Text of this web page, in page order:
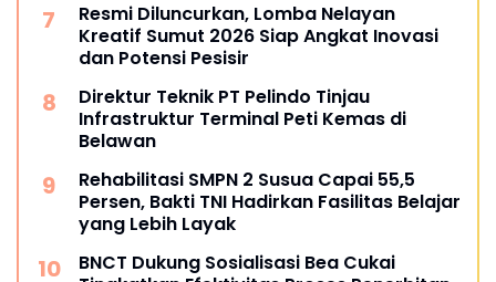
Resmi Diluncurkan, Lomba Nelayan
Kreatif Sumut 2026 Siap Angkat Inovasi
dan Potensi Pesisir
Direktur Teknik PT Pelindo Tinjau
Infrastruktur Terminal Peti Kemas di
Belawan
Rehabilitasi SMPN 2 Susua Capai 55,5
Persen, Bakti TNI Hadirkan Fasilitas Belajar
yang Lebih Layak
BNCT Dukung Sosialisasi Bea Cukai